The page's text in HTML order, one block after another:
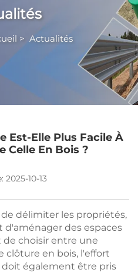
> Actualités
Est-Elle Plus Facile À
Celle En Bois ?
2025-10-13
délimiter les propriétés,
des espaces
de choisir entre une
en bois, l'effort
également être pris